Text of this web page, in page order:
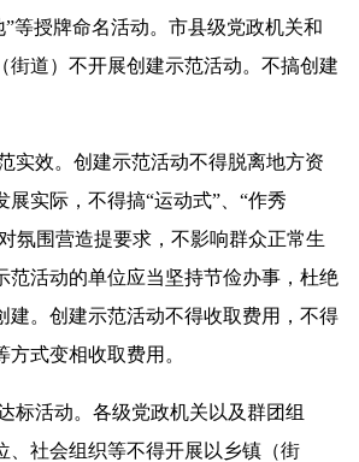
”等授牌命名活动。市县级党政机关和
街道）不开展创建示范活动。不搞创建
效。创建示范活动不得脱离地方资
展实际，不得搞“运动式”、“作秀
氛围营造提要求，不影响群众正常生
范活动的单位应当坚持节俭办事，杜绝
建。创建示范活动不得收取费用，不得
方式变相收取费用。
活动。各级党政机关以及群团组
、社会组织等不得开展以乡镇（街